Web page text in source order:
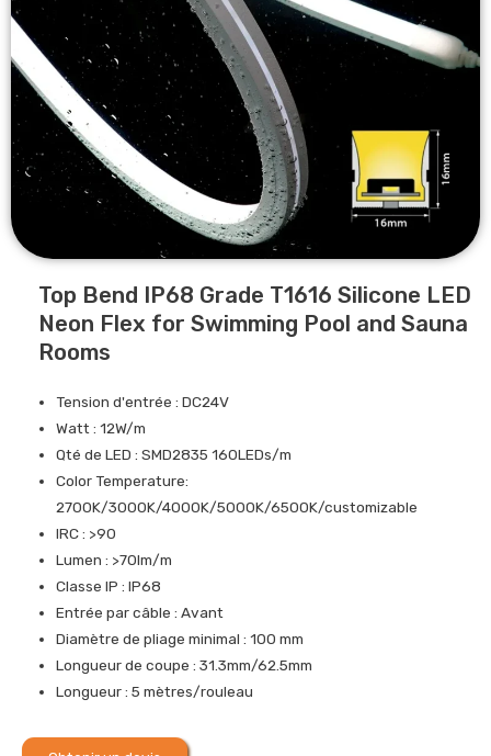
Top Bend IP68 Grade T1616 Silicone LED
Neon Flex for Swimming Pool and Sauna
Rooms
Tension d'entrée : DC24V
Watt : 12W/m
Qté de LED : SMD2835 160LEDs/m
Color Temperature:
2700K/3000K/4000K/5000K/6500K/customizable
IRC : >90
Lumen : >70lm/m
Classe IP : IP68
Entrée par câble : Avant
Diamètre de pliage minimal : 100 mm
Longueur de coupe : 31.3mm/62.5mm
Longueur : 5 mètres/rouleau